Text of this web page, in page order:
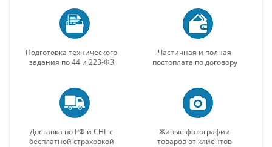
Подготовка технического
задания по 44 и 223-ФЗ
Частичная и полная
постоплата по договору
Доставка по РФ и СНГ с
бесплатной страховкой
Живые фотографии
товаров от клиентов